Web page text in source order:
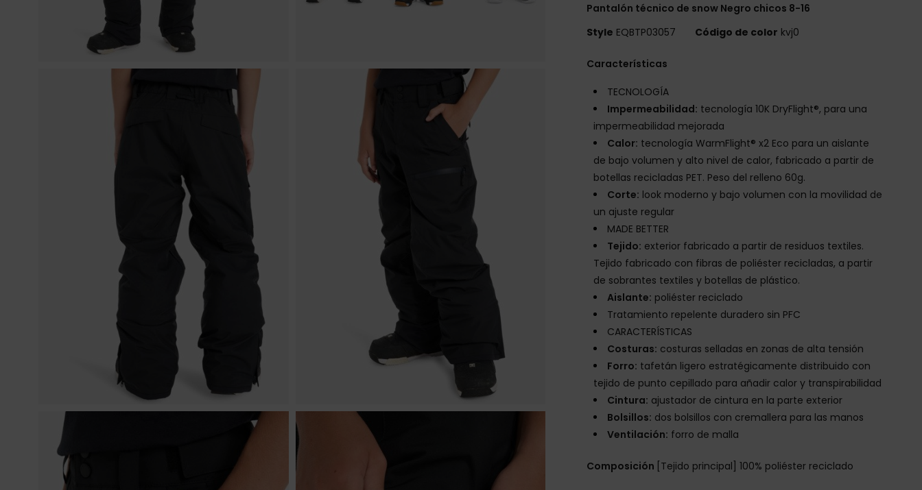
Pantalón técnico de snow Negro chicos 8-16
Style EQBTP03057 Código de color kvj0
Características
TECNOLOGÍA
Impermeabilidad: tecnología 10K DryFlight®, para una
impermeabilidad mejorada
Calor: tecnología WarmFlight® x2 Eco para un aislante
de bajo volumen y alto nivel de calor, fabricado a partir de
botellas recicladas PET. Peso del relleno 60g.
Corte: look moderno y bajo volumen con la movilidad de
un ajuste regular
MADE BETTER
Tejido: exterior fabricado a partir de residuos textiles.
Tejido fabricado con fibras de poliéster recicladas, a partir
de sobrantes textiles y botellas de plástico.
Aislante: poliéster reciclado
Tratamiento repelente duradero sin PFC
CARACTERÍSTICAS
Costuras: costuras selladas en zonas de alta tensión
Forro: tafetán ligero estratégicamente distribuido con
tejido de punto cepillado para añadir calor y transpirabilidad
Cintura: ajustador de cintura en la parte exterior
Bolsillos: dos bolsillos con cremallera para las manos
Ventilación: forro de malla
Composición [Tejido principal] 100% poliéster reciclado